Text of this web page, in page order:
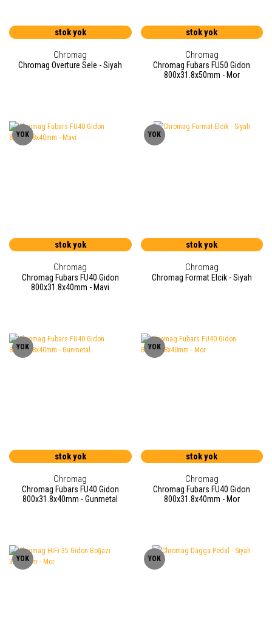
stok yok
Chromag
Chromag Overture Sele - Siyah
stok yok
Chromag
Chromag Fubars FU50 Gidon
800x31.8x50mm - Mor
YOK
stok yok
Chromag
Chromag Fubars FU40 Gidon
800x31.8x40mm - Mavi
YOK
stok yok
Chromag
Chromag Format Elcik - Siyah
YOK
stok yok
Chromag
Chromag Fubars FU40 Gidon
800x31.8x40mm - Gunmetal
YOK
stok yok
Chromag
Chromag Fubars FU40 Gidon
800x31.8x40mm - Mor
YOK YOK